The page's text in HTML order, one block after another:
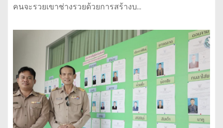
คนจะรวยเขาช่างรวยด้วยการสร้างบ…